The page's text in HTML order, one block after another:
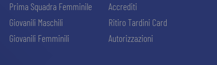
Prima Squadra Femminile
Giovanili Maschili
Giovanili Femminili
Accrediti
Ritiro Tardini Card
Autorizzazioni